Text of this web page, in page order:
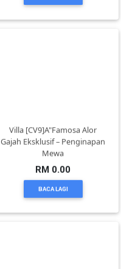
Villa [CV9]A"Famosa Alor
Gajah Eksklusif – Penginapan
Mewa
RM 0.00
BACA LAGI